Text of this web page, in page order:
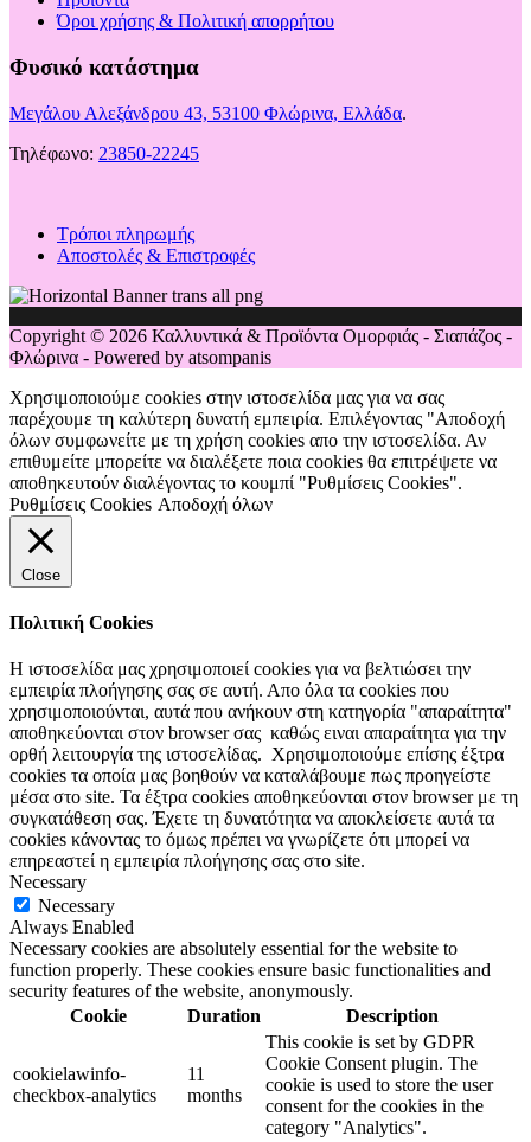
Όροι χρήσης & Πολιτική απορρήτου
Φυσικό κατάστημα
Μεγάλου Αλεξάνδρου 43, 53100 Φλώρινα, Ελλάδα.
Τηλέφωνο: 23850-22245
Τρόποι πληρωμής
Αποστολές & Επιστροφές
Copyright © 2026 Καλλυντικά & Προϊόντα Ομορφιάς - Σιαπάζος -
Φλώρινα - Powered by atsompanis
Χρησιμοποιούμε cookies στην ιστοσελίδα μας για να σας
παρέχουμε τη καλύτερη δυνατή εμπειρία. Επιλέγοντας "Αποδοχή
όλων συμφωνείτε με τη χρήση cookies απο την ιστοσελίδα. Αν
επιθυμείτε μπορείτε να διαλέξετε ποια cookies θα επιτρέψετε να
αποθηκευτούν διαλέγοντας το κουμπί "Ρυθμίσεις Cookies".
Ρυθμίσεις Cookies Αποδοχή όλων
Close
Πολιτική Cookies
Η ιστοσελίδα μας χρησιμοποιεί cookies για να βελτιώσει την
εμπειρία πλοήγησης σας σε αυτή. Απο όλα τα cookies που
χρησιμοποιούνται, αυτά που ανήκουν στη κατηγορία "απαραίτητα"
αποθηκεύονται στον browser σας καθώς ειναι απαραίτητα για την
ορθή λειτουργία της ιστοσελίδας. Χρησιμοποιούμε επίσης έξτρα
cookies τα οποία μας βοηθούν να καταλάβουμε πως προηγείστε
μέσα στο site. Τα έξτρα cookies αποθηκεύονται στον browser με τη
συγκατάθεση σας. Έχετε τη δυνατότητα να αποκλείσετε αυτά τα
cookies κάνοντας το όμως πρέπει να γνωρίζετε ότι μπορεί να
επηρεαστεί η εμπειρία πλοήγησης σας στο site.
Necessary
Necessary
Always Enabled
Necessary cookies are absolutely essential for the website to
function properly. These cookies ensure basic functionalities and
security features of the website, anonymously.
Cookie
Duration Description
cookielawinfo-
checkbox-analytics
11
months
This cookie is set by GDPR
Cookie Consent plugin. The
cookie is used to store the user
consent for the cookies in the
category "Analytics".